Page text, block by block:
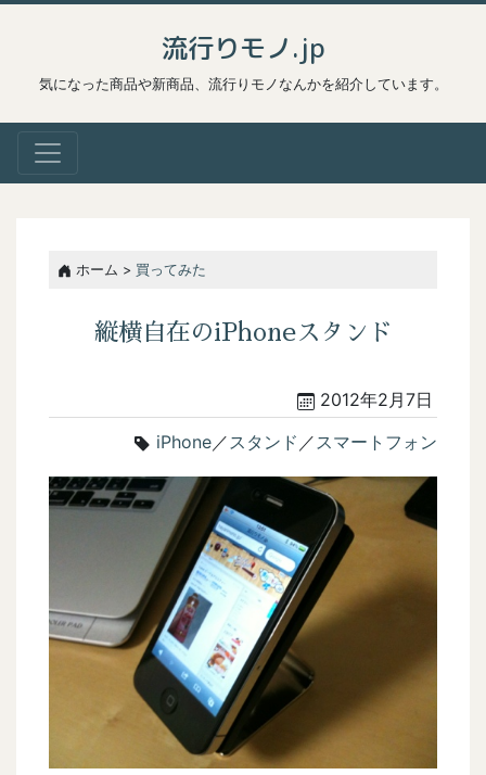
流行りモノ.jp
気になった商品や新商品、流行りモノなんかを紹介しています。
ホーム > 買ってみた
縦横自在のiPhoneスタンド
2012年2月7日
iPhone／スタンド ／スマートフォン